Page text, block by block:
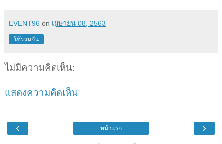
EVENT96 on เมษายน 08, 2563
ใช้ร่วมกัน
ไม่มีความคิดเห็น:
แสดงความคิดเห็น
‹ ›
หน้าแรก